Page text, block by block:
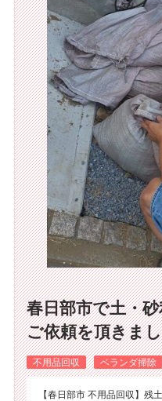
春日部市で土・
ご依頼を頂きま
不用品回収 ベランダ掃除
【春日部市 不用品回収】残